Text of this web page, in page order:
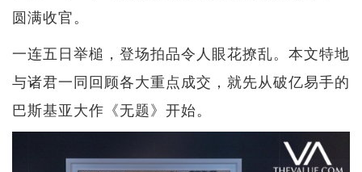
圆满收官。
一连五日举槌，登场拍品令人眼花撩乱。本文特地
与诸君一同回顾各大重点成交，就先从破亿易手的
巴斯基亚大作《无题》开始。